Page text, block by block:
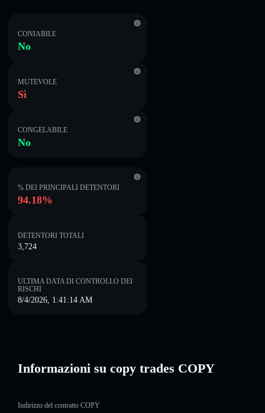
CONIABILE
No
MUTEVOLE
Sì
CONGELABILE
No
% DEI PRINCIPALI DETENTORI
94.18%
DETENTORI TOTALI
3,724
ULTIMA DATA DI CONTROLLO DEI
RISCHI
8/4/2026, 1:41:14 AM
Informazioni su copy trades COPY
Indirizzo del contratto COPY